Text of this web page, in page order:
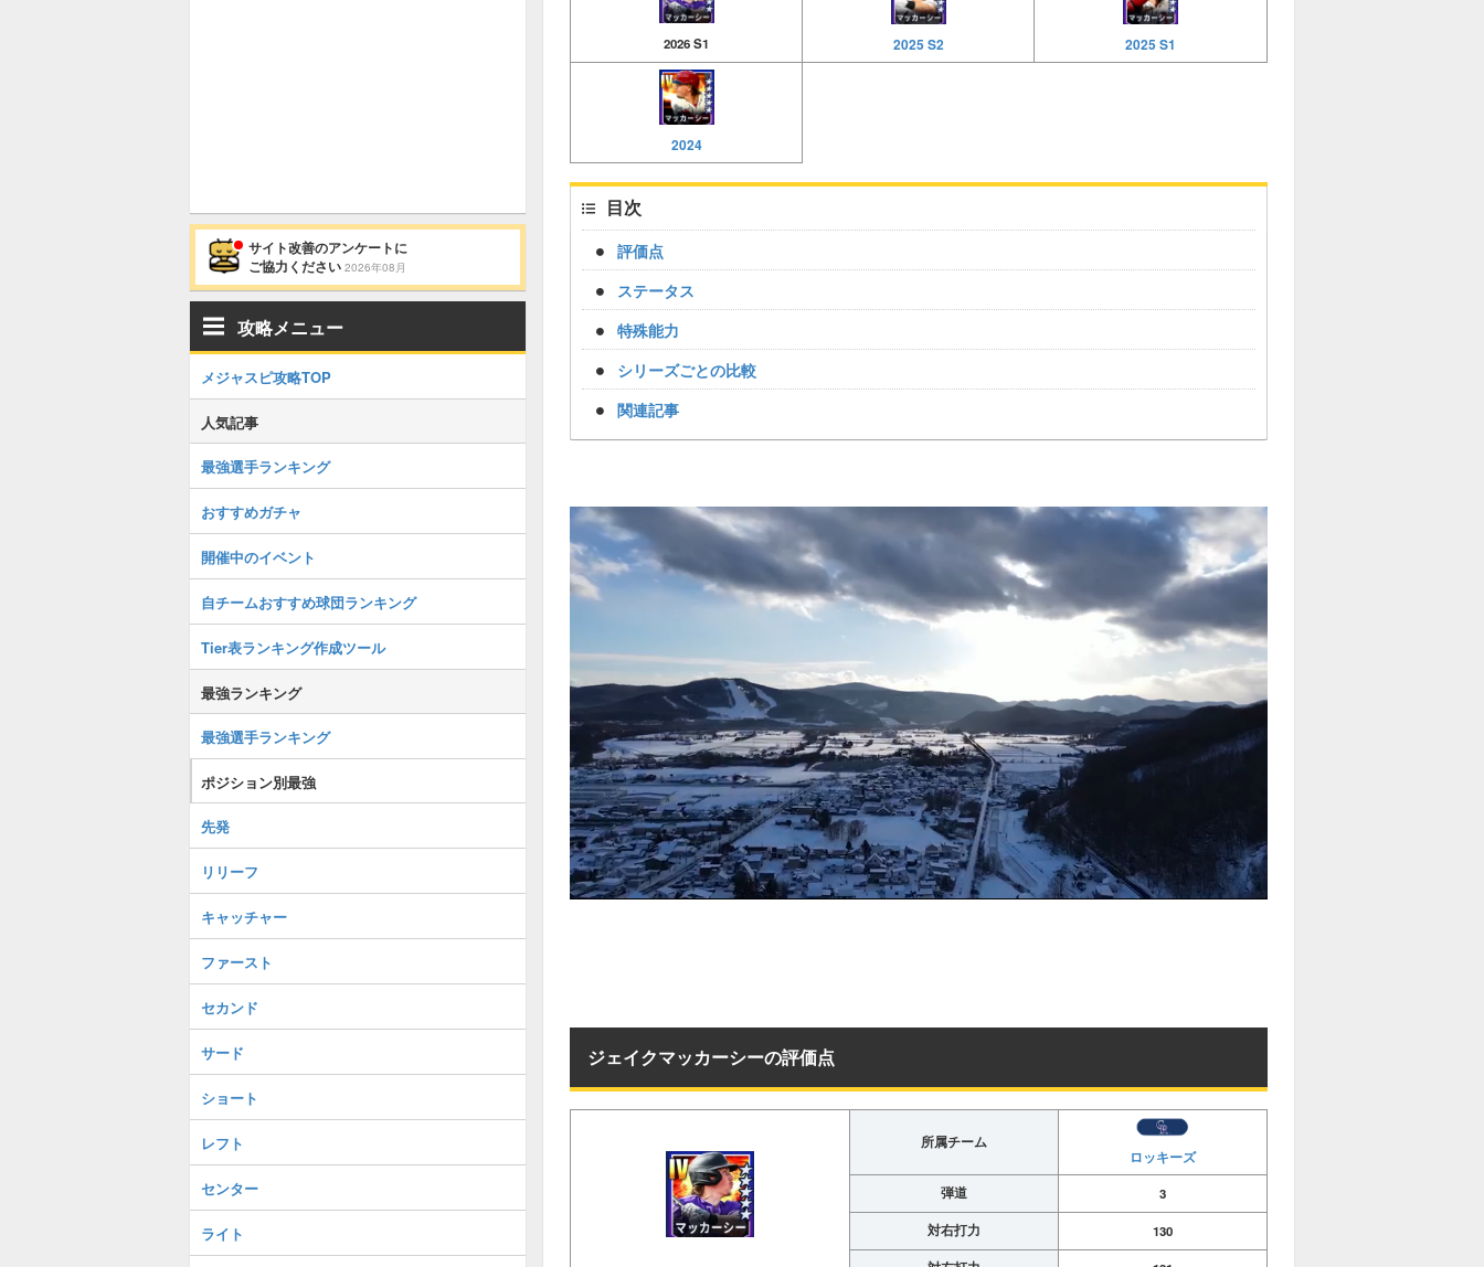
2026 S1 2025 S2 2025 S1
2024
目次
評価点
ステータス
特殊能力
シリーズごとの比較
関連記事
ジェイクマッカーシーの評価点
所属チーム
ロッキーズ
弾道
3
対右打力
130
サイト改善のアンケートに
ご協力ください 2026年08月
攻略メニュー
メジャスピ攻略TOP
人気記事
最強選手ランキング
おすすめガチャ
開催中のイベント
自チームおすすめ球団ランキング
Tier表ランキング作成ツール
最強ランキング
最強選手ランキング
ポジション別最強
先発
リリーフ
キャッチャー
ファースト
セカンド
サード
ショート
レフト
センター
ライト